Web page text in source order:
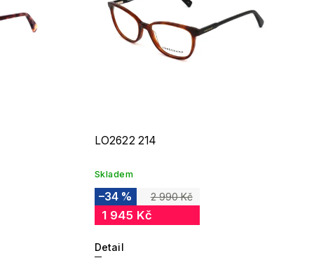
LO2622 214
Skladem
2 990 Kč
–34 %
1 945 Kč
Detail